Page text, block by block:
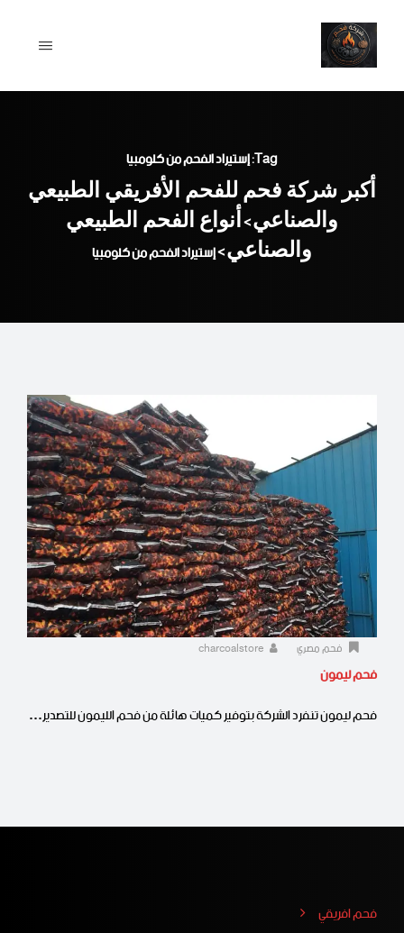
content
Tag: إستيراد الفحم من كلومبيا
أكبر شركة فحم للفحم الأفريقي الطبيعي
والصناعي>أنواع الفحم الطبيعي
والصناعي>إستيراد الفحم من كلومبيا
فحم مصري
فحم ليمون
فحم ليمون تنفرد الشركة بتوفير كميات هائلة من فحم الليمون للتصدير…
فحم افريقي